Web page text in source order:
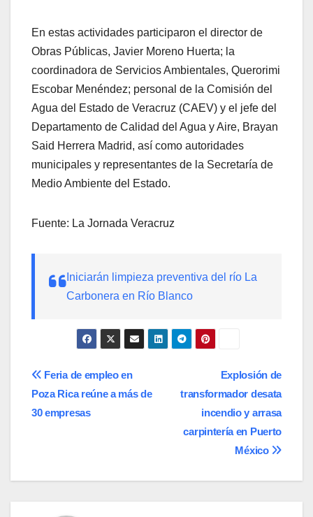
En estas actividades participaron el director de
Obras Públicas, Javier Moreno Huerta; la
coordinadora de Servicios Ambientales, Querorimi
Escobar Menéndez; personal de la Comisión del
Agua del Estado de Veracruz (CAEV) y el jefe del
Departamento de Calidad del Agua y Aire, Brayan
Said Herrera Madrid, así como autoridades
municipales y representantes de la Secretaría de
Medio Ambiente del Estado.
Fuente: La Jornada Veracruz
Iniciarán limpieza preventiva del río La
Carbonera en Río Blanco
Navegación
de
Explosión de
transformador desata
incendio y arrasa
carpintería en Puerto
México
Feria de empleo en
Poza Rica reúne a más de
30 empresas